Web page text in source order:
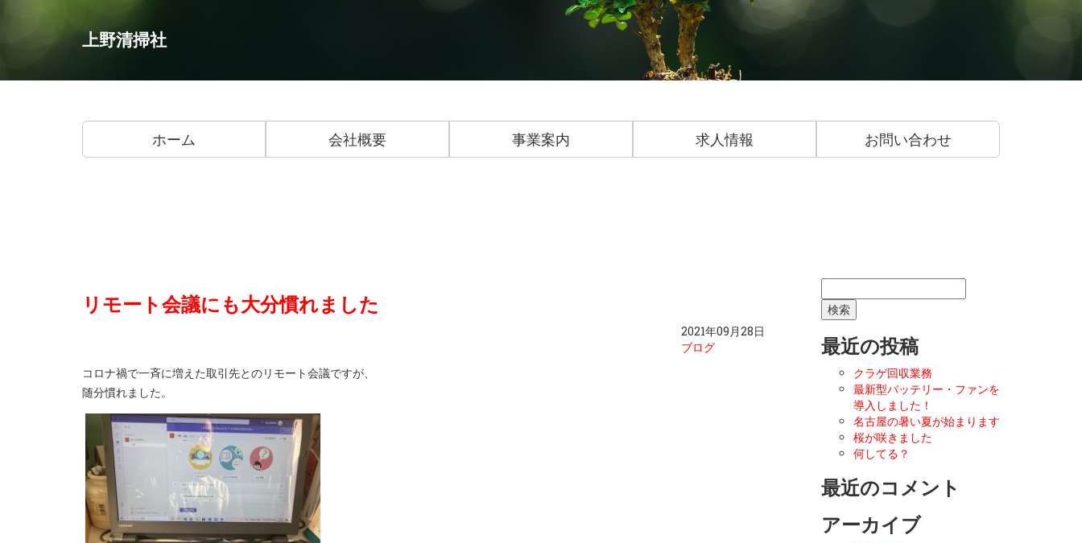
上野清掃社
ホーム 会社概要 事業案内 求人情報 お問い合わせ
リモート会議にも大分慣れました
2021年09月28日
ブログ
コロナ禍で一斉に増えた取引先とのリモート会議ですが、
随分慣れました。
索:
最近の投稿
クラゲ回収業務
最新型バッテリー・ファンを
導入しました！
名古屋の暑い夏が始まります
桜が咲きました
何してる？
最近のコメント
アーカイブ